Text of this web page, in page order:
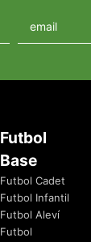
Futbol
Base
Futbol Cadet
Futbol Infantil
Futbol Aleví
Futbol